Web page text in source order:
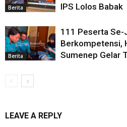
Berita
IPS Lolos Babak
Berita
111 Peserta Se-
Berkompetensi,
Sumenep Gelar
LEAVE A REPLY